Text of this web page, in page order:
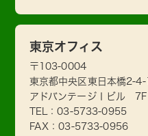
東京オフィス
〒103-0004
東京都中央区東日本橋2-4-1
アドバンテージⅠビル 7F
TEL：03-5733-0955
FAX：03-5733-0956